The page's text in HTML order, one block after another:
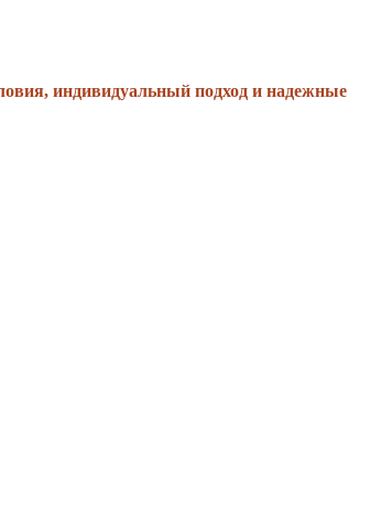
индивидуальный подход и надежные